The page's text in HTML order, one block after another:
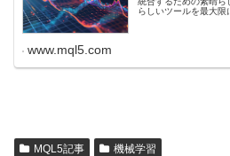
らしいツールを最大限
www.mql5.com
MQL5記事 機械学習